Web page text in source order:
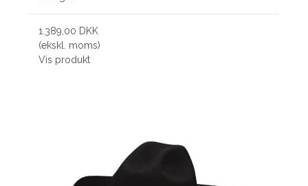
1.389,00 DKK
(ekskl. moms)
Vis produkt